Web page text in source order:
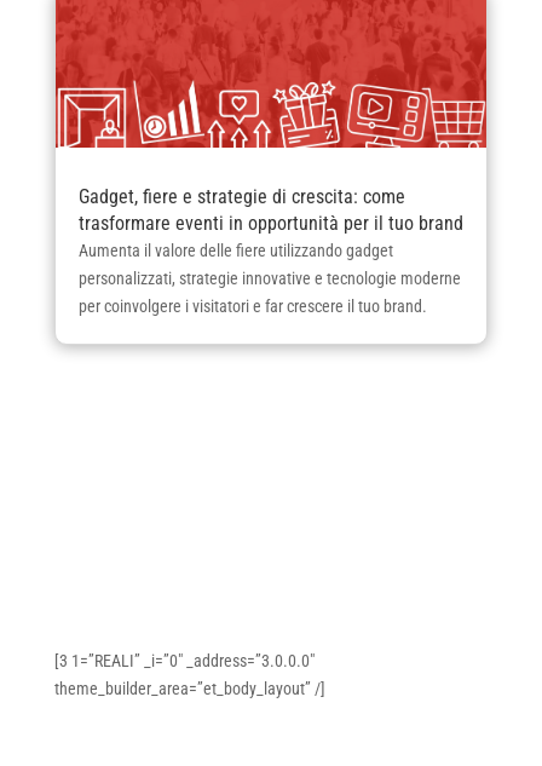
Gadget, fiere e strategie di crescita: come
trasformare eventi in opportunità per il tuo brand
Aumenta il valore delle fiere utilizzando gadget
personalizzati, strategie innovative e tecnologie moderne
per coinvolgere i visitatori e far crescere il tuo brand.
[3 1=”REALI” _i=”0″ _address=”3.0.0.0″
theme_builder_area=”et_body_layout” /]